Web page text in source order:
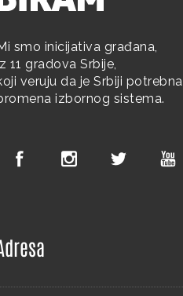
smo inicijativa građana,
11 gradova Srbije,
veruju da je Srbiji potrebna
izbornog sistema.